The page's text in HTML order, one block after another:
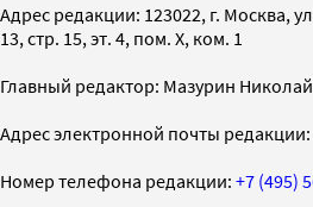
Адрес редакции: 123022, г. Москва,
13, стр. 15, эт. 4, пом. X, ком. 1
Главный редактор: Мазурин
Адрес электронной почты редакции:
Номер телефона редакции: +7 (495)